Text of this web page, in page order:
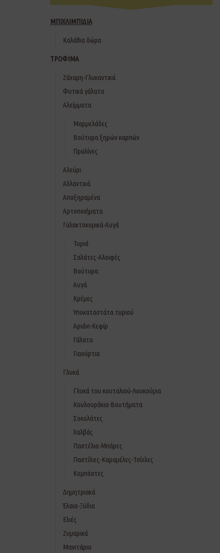
ΜΠΙΧΛΙΜΠΙΔΙΑ
Καλάθια δώρα
ΤΡΟΦΙΜΑ
Ζάχαρη-Γλυκαντικά
Φυτικά γάλατα
Αλείμματα
Μαρμελάδες
Βούτυρα ξηρών καρπών
Πραλίνες
Αλεύρι
Αλλαντικά
Αποξηραμένα
Αρτοποιήματα
Γαλακτοκομικά-Αυγά
Τυριά
Σαλάτες-Αλοιφές
Βούτυρα
Αυγά
Κρέμες
Υποκαταστάτα τυριού
Αριάνι-Κεφίρ
Γάλατα
Γιαούρτια
Γλυκά
Γλυκά του κουταλιού-Λουκούμια
Κουλουράκια-Βουτήματα
Σοκολάτες
Χαλβάς
Παστέλια-Μπάρες
Παστίλιες-Καραμέλες-Τσίχλες
Κομπόστες
Δημητριακά
Έλαια-Ξύδια
Ελιές
Ζυμαρικά
Μανιτάρια